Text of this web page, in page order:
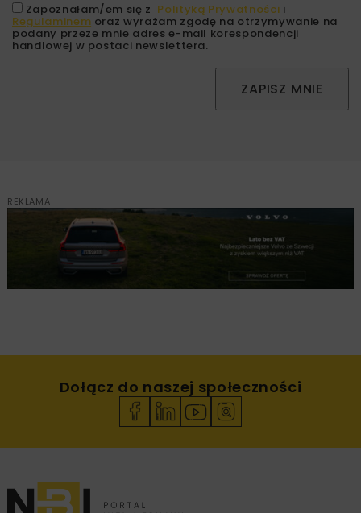
Zapoznałam/em się z Polityką Prywatności i
Regulaminem oraz wyrażam zgodę na otrzymywanie na
podany przeze mnie adres e-mail korespondencji
handlowej w postaci newslettera.
ZAPISZ MNIE
REKLAMA
Dołącz do naszej społeczności